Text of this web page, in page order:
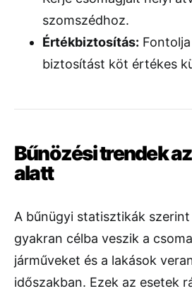
szomszédhoz.
Értékbiztosítás:
biztosítást köt értékes
Bűnözési trendek
alatt
A bűnügyi statisztikák
gyakran célba veszik a
járműveket és a lakások
időszakban. Ezek az esetek